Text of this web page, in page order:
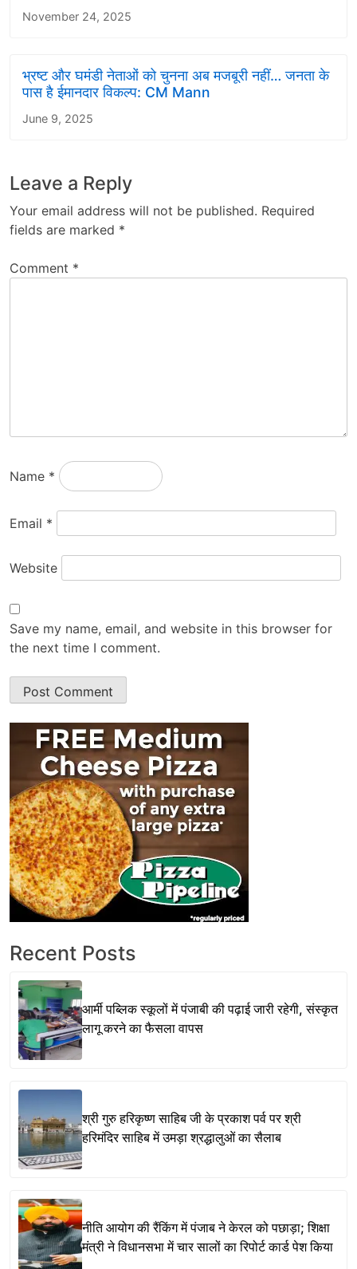
November 24, 2025
भ्रष्ट और घमंडी नेताओं को चुनना अब मजबूरी नहीं… जनता के
पास है ईमानदार विकल्प: CM Mann
June 9, 2025
Leave a Reply
Your email address will not be published. Required
fields are marked *
Comment *
Name *
Email *
Website
Save my name, email, and website in this browser for
the next time I comment.
Recent Posts
आर्मी पब्लिक स्कूलों में पंजाबी की पढ़ाई जारी रहेगी, संस्कृत
लागू करने का फैसला वापस
श्री गुरु हरिकृष्ण साहिब जी के प्रकाश पर्व पर श्री
हरिमंदिर साहिब में उमड़ा श्रद्धालुओं का सैलाब
नीति आयोग की रैंकिंग में पंजाब ने केरल को पछाड़ा; शिक्षा
मंत्री ने विधानसभा में चार सालों का रिपोर्ट कार्ड पेश किया